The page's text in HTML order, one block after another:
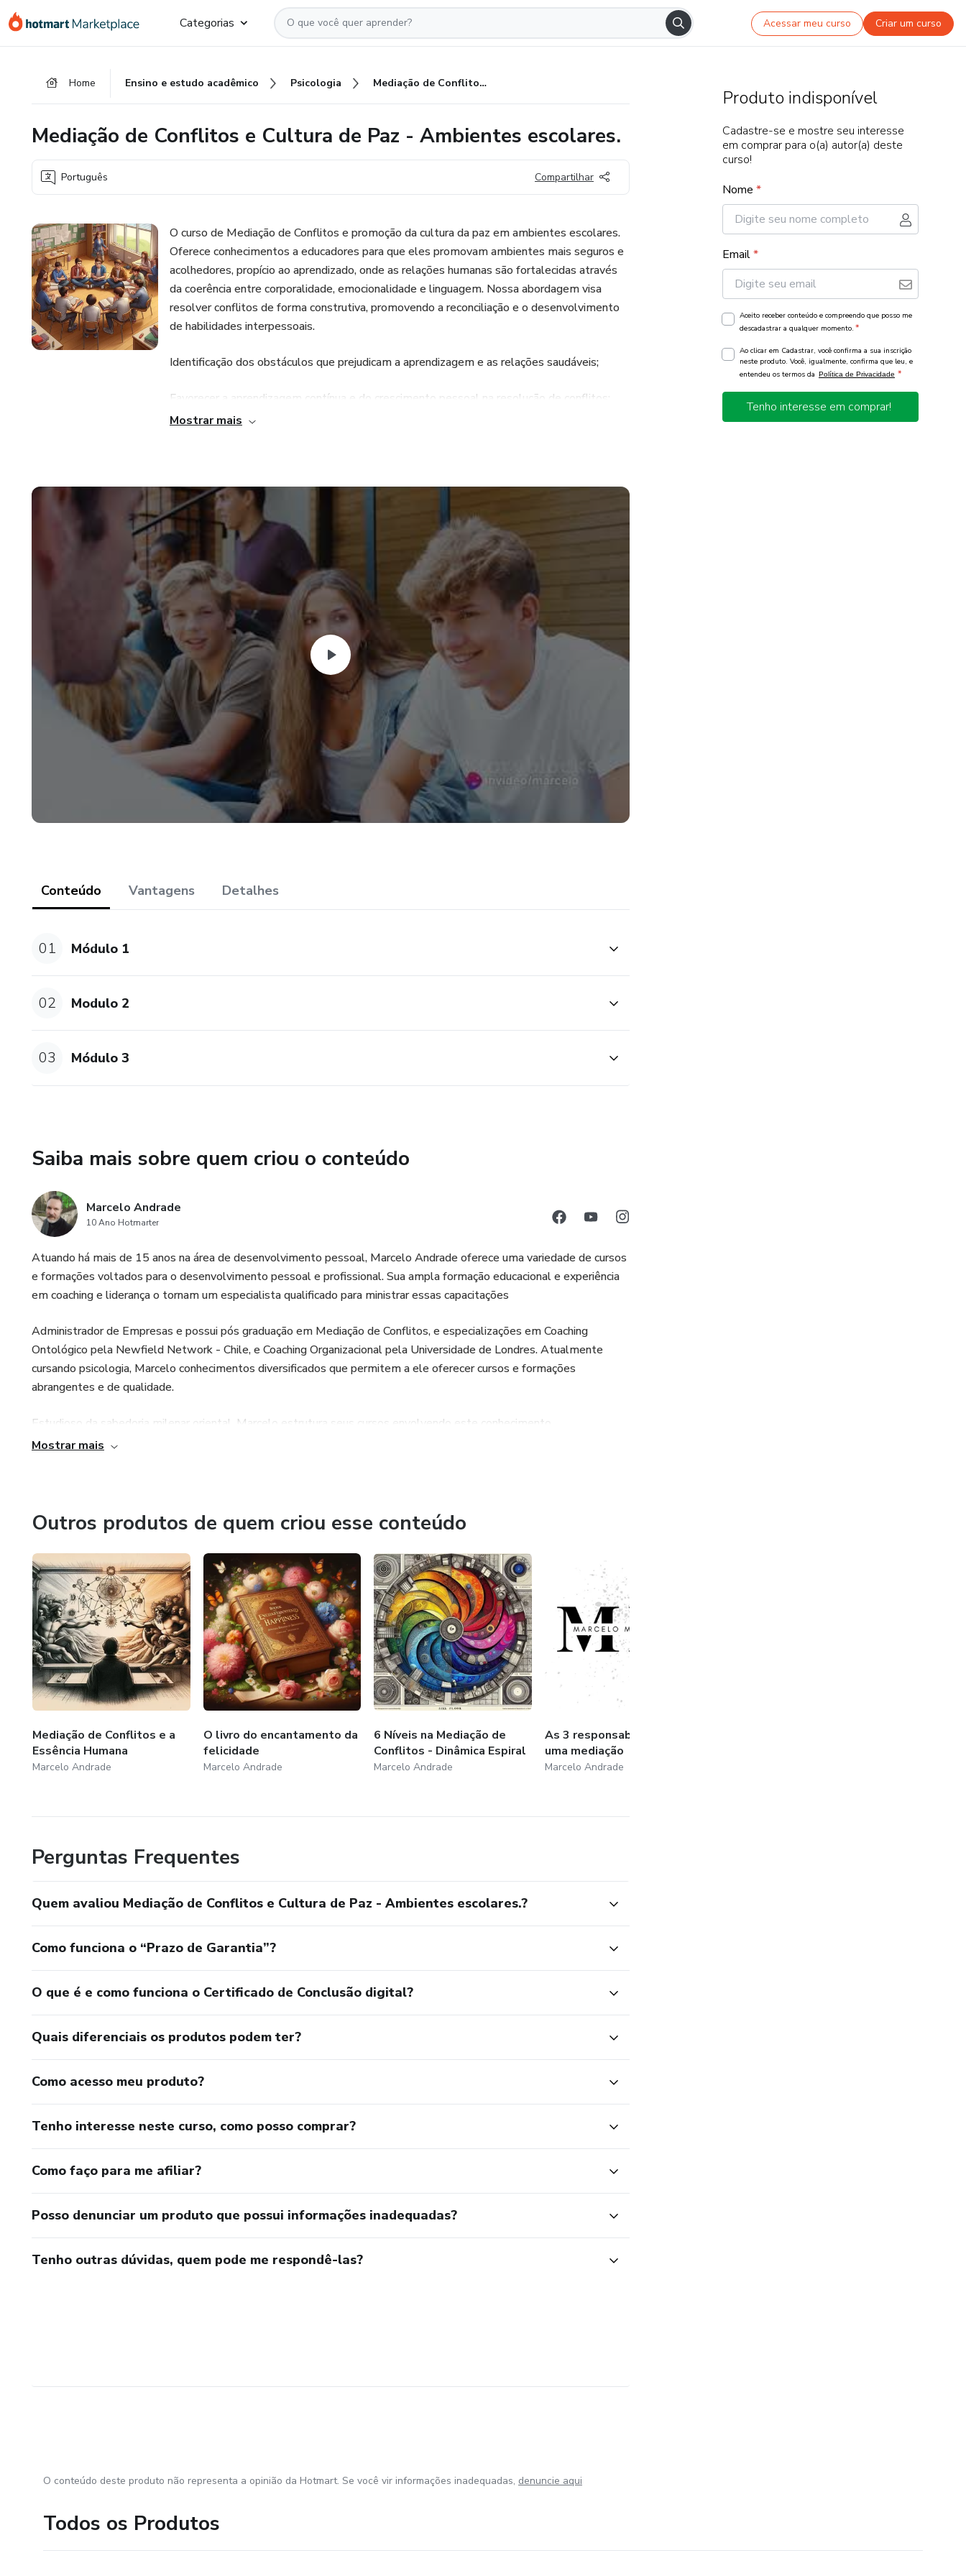
para
para
para
Categorias Acessar meu curso Criar um curso
Home Ensino e estudo acadêmico Psicologia Mediação de Conflitos e Cultura de Paz - Ambientes escolares.
Mediação de Conflitos e Cultura de Paz - Ambientes escolares.
Português Compartilhar
O curso de Mediação de Conflitos e promoção da cultura da paz em ambientes escolares.
Oferece conhecimentos a educadores para que eles promovam ambientes mais seguros e
acolhedores, propício ao aprendizado, onde as relações humanas são fortalecidas através
da coerência entre corporalidade, emocionalidade e linguagem. Nossa abordagem visa
resolver conflitos de forma construtiva, promovendo a reconciliação e o desenvolvimento
de habilidades interpessoais.
Identificação dos obstáculos que prejudicam a aprendizagem e as relações saudáveis;
Favorecer a aprendizagem contínua e do crescimento pessoal na resolução de conflitos;
diálogo, através da escuta ativa e da interlocução para mediação de conflitos;
Incentivo a diferentes abordagens, como a busca por mudança, a aceitação e a síntese de
soluções.
Mostrar mais
Conteúdo Vantagens Detalhes
01 Módulo 1
02 Modulo 2
03 Módulo 3
Saiba mais sobre quem criou o conteúdo
Marcelo Andrade
10 Ano Hotmarter
Atuando há mais de 15 anos na área de desenvolvimento pessoal, Marcelo Andrade oferece uma variedade de cursos
e formações voltados para o desenvolvimento pessoal e profissional. Sua ampla formação educacional e experiência
em coaching e liderança o tornam um especialista qualificado para ministrar essas capacitações
Administrador de Empresas e possui pós graduação em Mediação de Conflitos, e especializações em Coaching
Ontológico pela Newfield Network - Chile, e Coaching Organizacional pela Universidade de Londres. Atualmente
cursando psicologia, Marcelo conhecimentos diversificados que permitem a ele oferecer cursos e formações
abrangentes e de qualidade.
Estudioso da sabedoria milenar oriental, Marcelo estrutura seus cursos envolvendo este conhecimento.
Mostrar mais
Outros produtos de quem criou esse conteúdo
Mediação de Conflitos e a
Essência Humana
Marcelo Andrade
O livro do encantamento da
felicidade
Marcelo Andrade
6 Níveis na Mediação de
Conflitos - Dinâmica Espiral
Marcelo Andrade
As 3 responsabilidades em
uma mediação
Marcelo Andrade
Perguntas Frequentes
Quem avaliou Mediação de Conflitos e Cultura de Paz - Ambientes escolares.?
Como funciona o “Prazo de Garantia”?
O que é e como funciona o Certificado de Conclusão digital?
Quais diferenciais os produtos podem ter?
Como acesso meu produto?
Tenho interesse neste curso, como posso comprar?
Como faço para me afiliar?
Posso denunciar um produto que possui informações inadequadas?
Tenho outras dúvidas, quem pode me respondê-las?
Produto indisponível
Cadastre-se e mostre seu interesse
em comprar para o(a) autor(a) deste
curso!
Nome *
Email*
Aceito receber conteúdo e compreendo que posso me
descadastrar a qualquer momento. *
Ao clicar em Cadastrar, você confirma a sua inscrição
neste produto. Você, igualmente, confirma que leu, e
entendeu os termos da Política de Privacidade *
Tenho interesse em comprar!
O conteúdo deste produto não representa a opinião da Hotmart. Se você vir informações inadequadas, denuncie aqui
Todos os Produtos